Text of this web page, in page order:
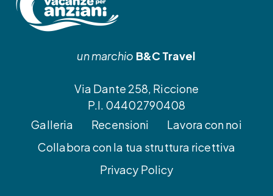
un marchio B&C Travel
Via Dante 258, Riccione
P.I. 04402790408
Galleria
Recensioni
Lavora con noi
Collabora con la tua struttura ricettiva
Privacy Policy